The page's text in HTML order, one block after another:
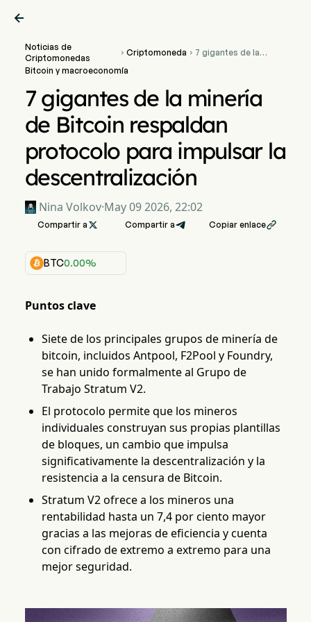

Noticias de
Criptomonedas
Criptomoneda  7 gigantes de la
descentralización
Bitcoin y macroeconomía
7 gigantes de la minería
de Bitcoin respaldan
protocolo para impulsar la
descentralización
Nina Volkov·May 09 2026, 22:02
Compartir a  Compartir a Copiar enlace
BTC0.00%
Puntos clave
Siete de los principales grupos de minería de
bitcoin, incluidos Antpool, F2Pool y Foundry,
se han unido formalmente al Grupo de
Trabajo Stratum V2.
El protocolo permite que los mineros
individuales construyan sus propias plantillas
de bloques, un cambio que impulsa
significativamente la descentralización y la
resistencia a la censura de Bitcoin.
Stratum V2 ofrece a los mineros una
rentabilidad hasta un 7,4 por ciento mayor
gracias a las mejoras de eficiencia y cuenta
con cifrado de extremo a extremo para una
mejor seguridad.